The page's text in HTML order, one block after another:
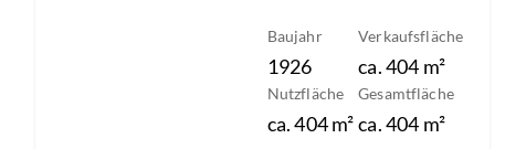
Baujahr
1926
Verkaufsfläche
ca.404 m²
Nutzfläche
ca. 404m²
Gesamtfläche
ca.404 m²